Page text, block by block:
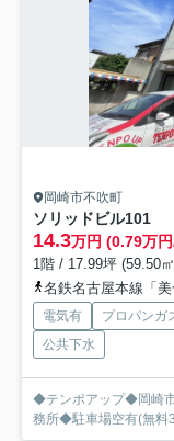
岡崎市不吹町
ソリッドビル101
14.3万円 (0.79万
1階 / 17.99坪 (59.50
名鉄名古屋本線「
電気有 プロパンガ
公共下水
◆テンポアップ◆岡崎
務所◆駐車場空有(無料